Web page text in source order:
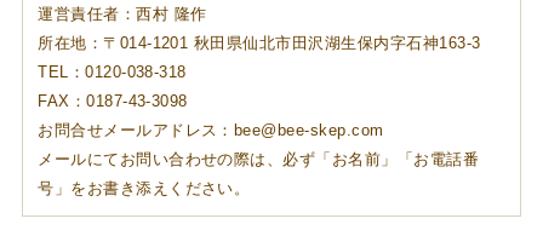
運営責任者：西村 隆作
所在地：〒014-1201 秋田県仙北市田沢湖生保内字石神163-3
TEL：0120-038-318
FAX：0187-43-3098
お問合せメールアドレス：bee@bee-skep.com
メールにてお問い合わせの際は、必ず「お名前」「お電話番
号」をお書き添えください。